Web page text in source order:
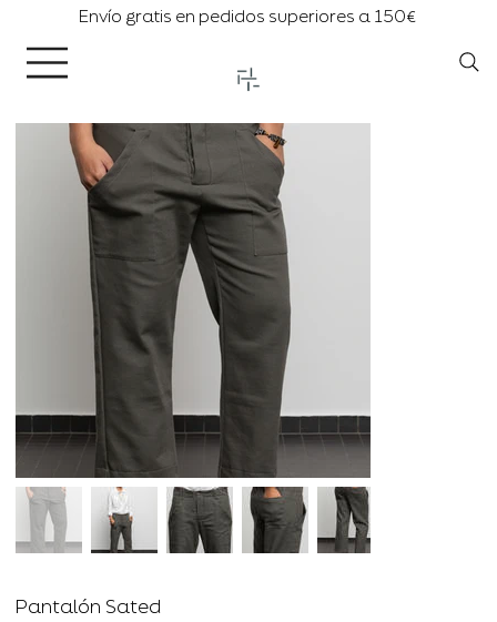
Envío gratis en pedidos superiores a 150€
Pantalón Sated